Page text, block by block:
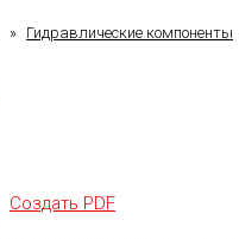
» Гидравлические компоненты
Создать PDF